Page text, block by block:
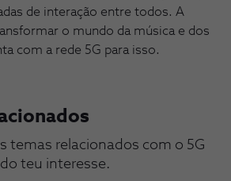
de interação entre todos. A
o mundo da música e dos
com a rede 5G para isso.
temas relacionados com o 5G
teu interesse.